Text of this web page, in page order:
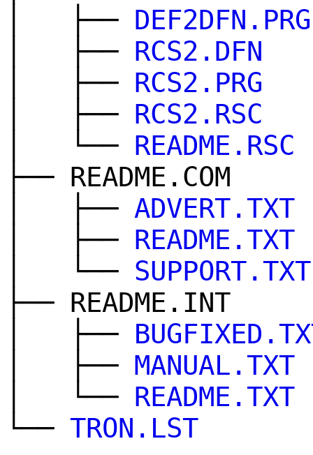
│ ├── DEF2DFN.PRG
│ ├── RCS2.DFN
│ ├── RCS2.PRG
│ ├── RCS2.RSC
│ └── README.RSC
├── README.COM
│ ├── ADVERT.TXT
│ ├── README.TXT
│ └── SUPPORT.TXT
├── README.INT
│ ├──
│ ├── MANUAL.TXT
│ └── README.TXT
└── TRON.LST